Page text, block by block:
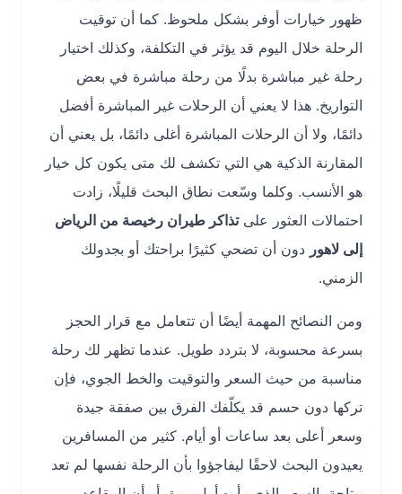
ظهور خيارات أوفر بشكل ملحوظ. كما أن توقيت
الرحلة خلال اليوم قد يؤثر في التكلفة، وكذلك اختيار
رحلة غير مباشرة بدلًا من رحلة مباشرة في بعض
التواريخ. هذا لا يعني أن الرحلات غير المباشرة أفضل
دائمًا، ولا أن الرحلات المباشرة أغلى دائمًا، بل يعني أن
المقارنة الذكية هي التي تكشف لك متى يكون كل خيار
هو الأنسب. وكلما وسّعت نطاق البحث قليلًا، زادت
احتمالات العثور على تذاكر طيران رخيصة من الرياض
إلى لاهوردون أن تضحي كثيرًا براحتك أو بجدولك
الزمني.
ومن النصائح المهمة أيضًا أن تتعامل مع قرار الحجز
بسرعة محسوبة، لا بتردد طويل. عندما تظهر لك رحلة
مناسبة من حيث السعر والتوقيت والخط الجوي، فإن
تركها دون حسم قد يكلّفك الفرق بين صفقة جيدة
وسعر أعلى بعد ساعات أو أيام. كثير من المسافرين
يعيدون البحث لاحقًا ليفاجؤوا بأن الرحلة نفسها لم تعد